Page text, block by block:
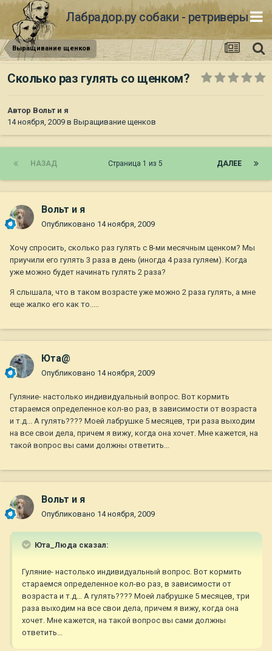
Лабрадор.ру собаки - ретриверы
Выращивание щенков
Сколько раз гулять со щенком?
Автор Вольт и я
14 ноября, 2009 в Выращивание щенков
НАЗАД ДАЛЕЕ
Страница 1 из 5
Вольт и я
Опубликовано 14 ноября, 2009
Хочу спросить, сколько раз гулять с 8-ми месячным щенком? Мы
приучили его гулять 3 раза в день (иногда 4 раза гуляем). Когда
уже можно будет начинать гулять 2 раза?
Я слышала, что в таком возрасте уже можно 2 раза гулять, а мне
еще жалко его как то.....
Юта@
Опубликовано 14 ноября, 2009
Гуляние- настолько индивидуальный вопрос. Вот кормить
стараемся определенное кол-во раз, в зависимости от возраста
и т.д... А гулять???? Моей лабрушке 5 месяцев, три раза выходим
на все свои дела, причем я вижу, когда она хочет. Мне кажется, на
такой вопрос вы сами должны ответить...
Вольт и я
Опубликовано 14 ноября, 2009
Юта_Люда сказал:
Гуляние- настолько индивидуальный вопрос. Вот кормить
стараемся определенное кол-во раз, в зависимости от
возраста и т.д... А гулять???? Моей лабрушке 5 месяцев, три
раза выходим на все свои дела, причем я вижу, когда она
хочет. Мне кажется, на такой вопрос вы сами должны
ответить...